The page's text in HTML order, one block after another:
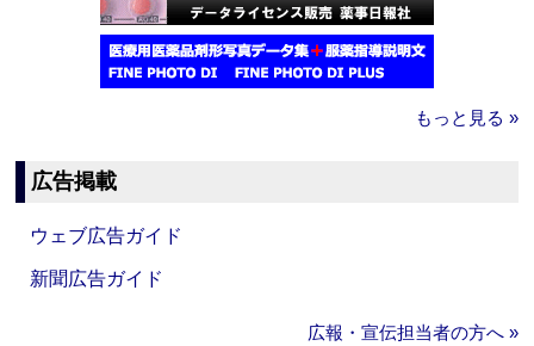
もっと見る »
広告掲載
ウェブ広告ガイド
新聞広告ガイド
広報・宣伝担当者の方へ »